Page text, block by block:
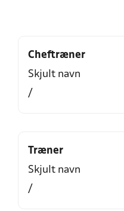
Cheftræner
Skjult navn
/
Træner
Skjult navn
/